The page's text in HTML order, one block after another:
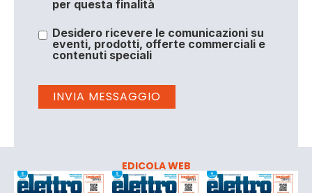
per questa finalità
Desidero ricevere le comunicazioni su
eventi, prodotti, offerte commerciali e
contenuti speciali
EDICOLA WEB